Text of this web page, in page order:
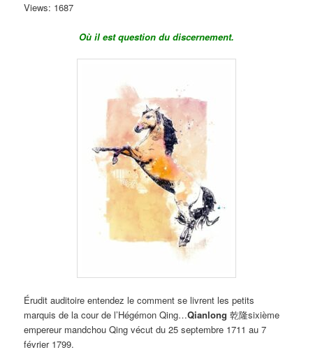
Views: 1687
Où il est question du discernement.
Érudit auditoire entendez le comment se livrent les petits
marquis de la cour de l’Hégémon Qing…Qianlong 乾隆sixième
empereur mandchou Qing vécut du 25 septembre 1711 au 7
février 1799.